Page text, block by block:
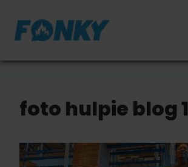
naar
inhoud
foto hulpie blog 1